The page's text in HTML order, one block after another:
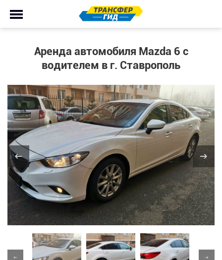
Аренда автомобиля Mazda 6 с
водителем в г. Ставрополь